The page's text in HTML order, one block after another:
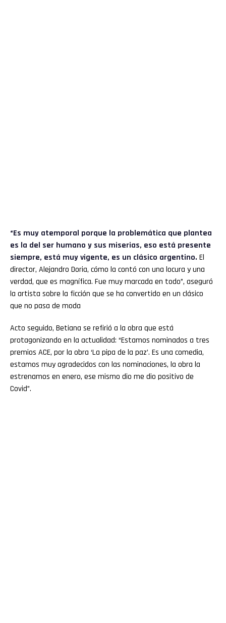
“Es muy atemporal porque la problemática que plantea
es la del ser humano y sus miserias, eso está presente
siempre, está muy vigente, es un clásico argentino. El
director, Alejandro Doria, cómo la contó con una locura y una
verdad, que es magnífica. Fue muy marcada en todo”, aseguró
la artista sobre la ficción que se ha convertido en un clásico
que no pasa de moda
Acto seguido, Betiana se refirió a la obra que está
protagonizando en la actualidad: “Estamos nominados a tres
premios ACE, por la obra ‘La pipa de la paz’. Es una comedia,
estamos muy agradecidos con las nominaciones, la obra la
estrenamos en enero, ese mismo dio me dio positivo de
Covid”.